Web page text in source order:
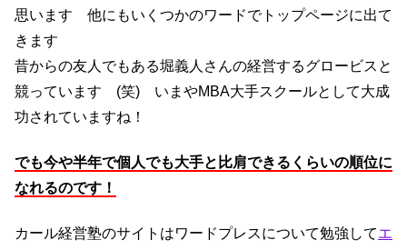
思います 他にもいくつかのワードでトップページに出て
きます
昔からの友人でもある堀義人さんの経営するグロービスと
競っています (笑) いまやMBA大手スクールとして大成
功されていますね！
でも今や半年で個人でも大手と比肩できるくらいの順位に
なれるのです！
カール経営塾のサイトはワードプレスについて勉強してエ